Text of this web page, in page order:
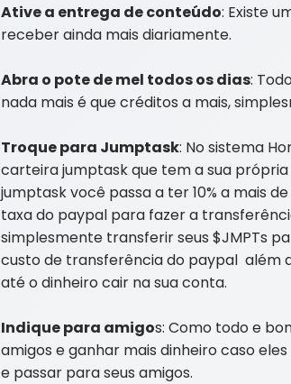
Ative a entrega de conteúdo: Existe
receber ainda mais diariamente.
Abra o pote de mel todos os dias:
nada mais é que créditos a mais,
Troque para Jumptask: No sistema
carteira jumptask que tem a sua
jumptask você passa a ter 10% a mais
taxa do paypal para fazer a
simplesmente transferir seus $JMPTs
custo de transferência do paypal além
até o dinheiro cair na sua conta.
Indique para amigos: Como todo e
amigos e ganhar mais dinheiro caso
e passar para seus amigos.